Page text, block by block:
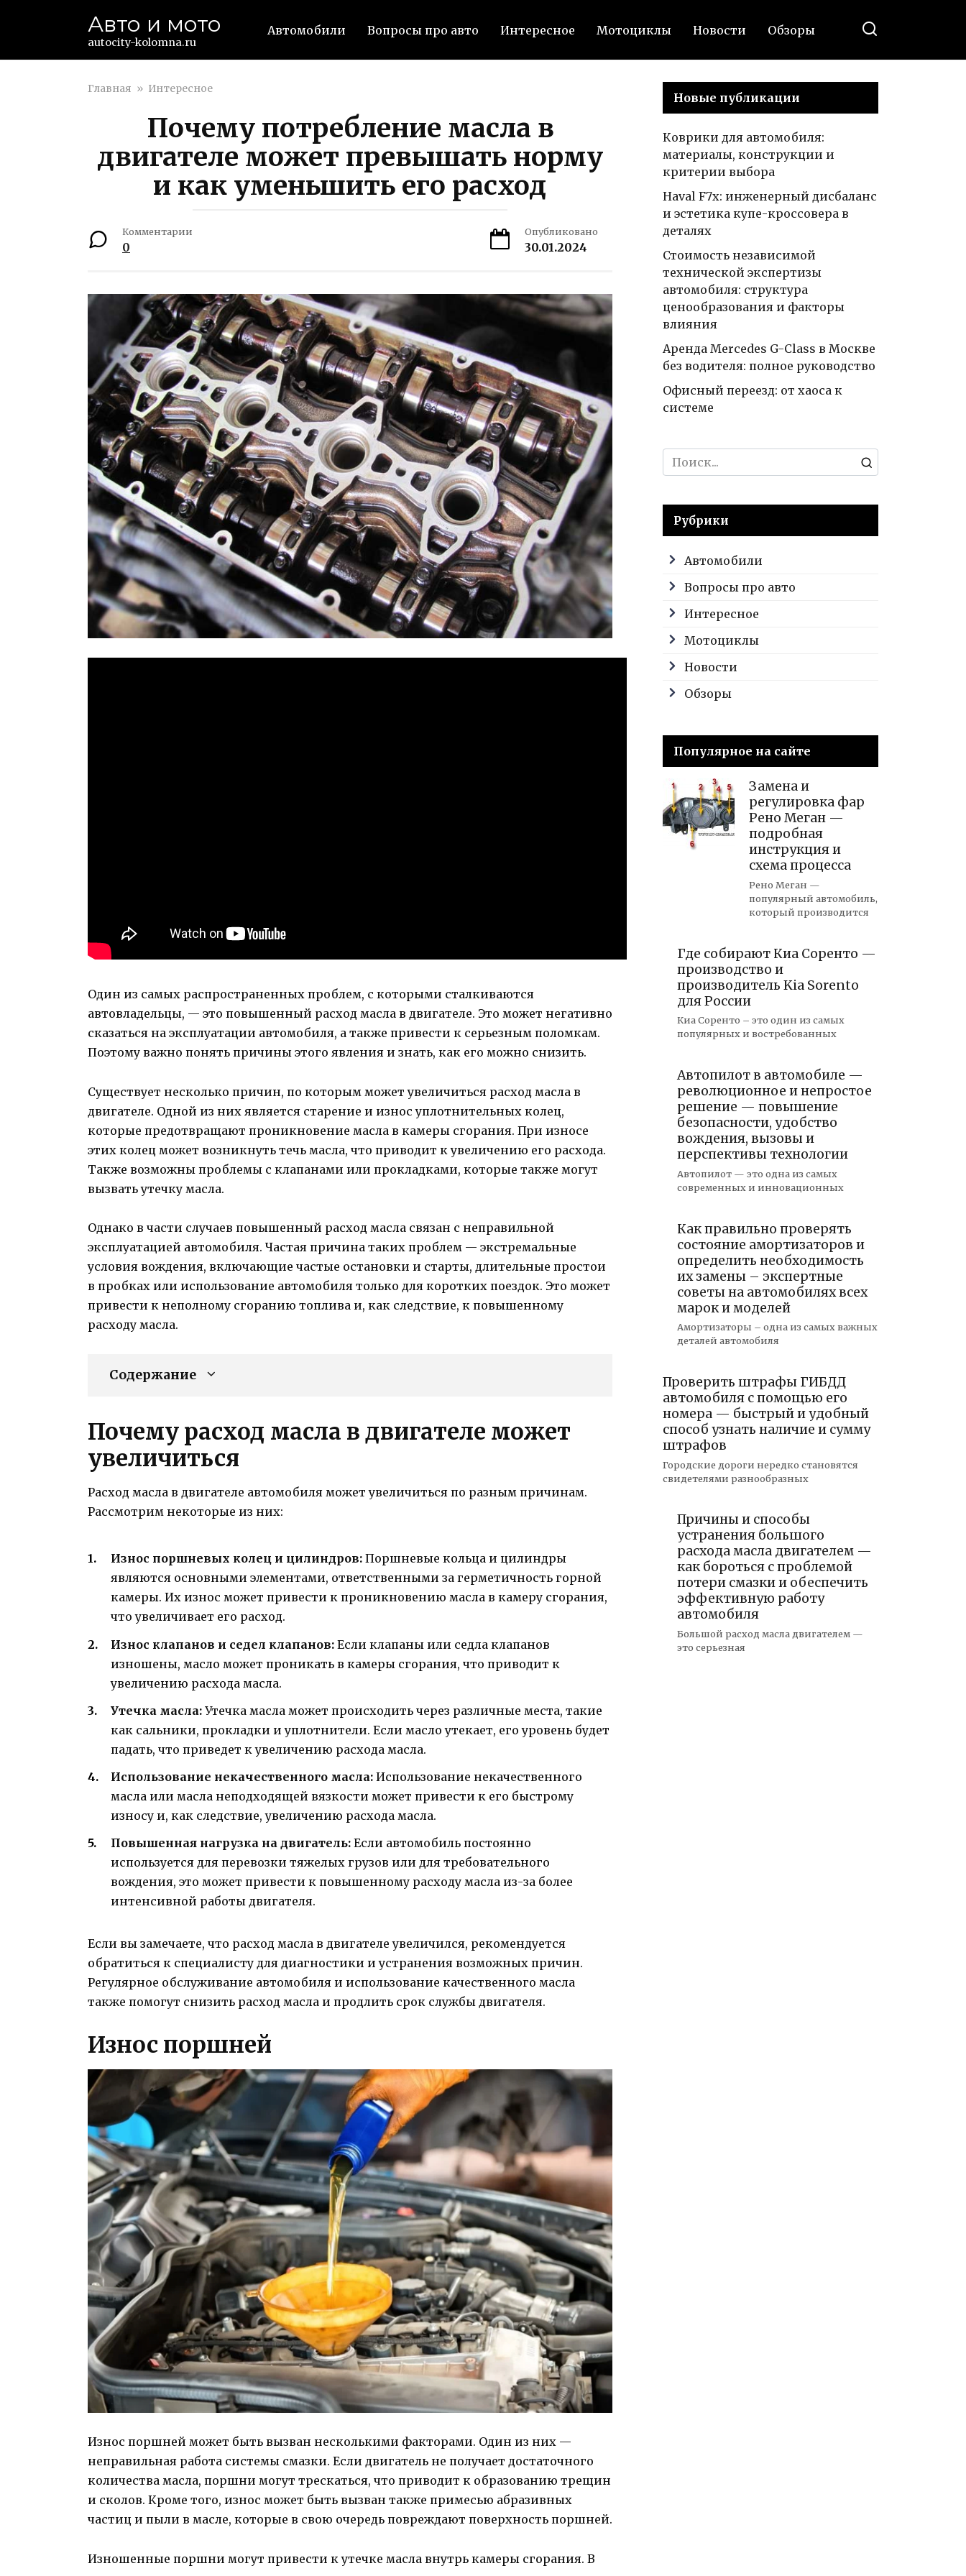
Авто и мото
autocity-kolomna.ru
Автомобили Вопросы про авто Интересное Мотоциклы Новости Обзоры
Главная » Интересное
Почему потребление масла в
двигателе может превышать норму
и как уменьшить его расход
Комментарии
0
Опубликовано
30.01.2024
Один из самых распространенных проблем, с которыми сталкиваются
автовладельцы, — это повышенный расход масла в двигателе. Это может негативно
сказаться на эксплуатации автомобиля, а также привести к серьезным поломкам.
Поэтому важно понять причины этого явления и знать, как его можно снизить.
Существует несколько причин, по которым может увеличиться расход масла в
двигателе. Одной из них является старение и износ уплотнительных колец,
которые предотвращают проникновение масла в камеры сгорания. При износе
этих колец может возникнуть течь масла, что приводит к увеличению его расхода.
Также возможны проблемы с клапанами или прокладками, которые также могут
вызвать утечку масла.
Однако в части случаев повышенный расход масла связан с неправильной
эксплуатацией автомобиля. Частая причина таких проблем — экстремальные
условия вождения, включающие частые остановки и старты, длительные простои
в пробках или использование автомобиля только для коротких поездок. Это может
привести к неполному сгоранию топлива и, как следствие, к повышенному
расходу масла.
Содержание
Почему расход масла в двигателе может
увеличиться
Расход масла в двигателе автомобиля может увеличиться по разным причинам.
Рассмотрим некоторые из них:
Износ поршневых колец и цилиндров: Поршневые кольца и цилиндры
являются основными элементами, ответственными за герметичность горной
камеры. Их износ может привести к проникновению масла в камеру сгорания,
что увеличивает его расход.
Износ клапанов и седел клапанов: Если клапаны или седла клапанов
изношены, масло может проникать в камеры сгорания, что приводит к
увеличению расхода масла.
Утечка масла: Утечка масла может происходить через различные места, такие
как сальники, прокладки и уплотнители. Если масло утекает, его уровень будет
падать, что приведет к увеличению расхода масла.
Использование некачественного масла: Использование некачественного
масла или масла неподходящей вязкости может привести к его быстрому
износу и, как следствие, увеличению расхода масла.
Повышенная нагрузка на двигатель: Если автомобиль постоянно
используется для перевозки тяжелых грузов или для требовательного
вождения, это может привести к повышенному расходу масла из-за более
интенсивной работы двигателя.
Если вы замечаете, что расход масла в двигателе увеличился, рекомендуется
обратиться к специалисту для диагностики и устранения возможных причин.
Регулярное обслуживание автомобиля и использование качественного масла
также помогут снизить расход масла и продлить срок службы двигателя.
Износ поршней
Износ поршней может быть вызван несколькими факторами. Один из них —
неправильная работа системы смазки. Если двигатель не получает достаточного
количества масла, поршни могут трескаться, что приводит к образованию трещин
и сколов. Кроме того, износ может быть вызван также примесью абразивных
частиц и пыли в масле, которые в свою очередь повреждают поверхность поршней.
Изношенные поршни могут привести к утечке масла внутрь камеры сгорания. В
Новые публикации
Коврики для автомобиля:
материалы, конструкции и
критерии выбора
Haval F7x: инженерный дисбаланс
и эстетика купе-кроссовера в
деталях
Стоимость независимой
технической экспертизы
автомобиля: структура
ценообразования и факторы
влияния
Аренда Mercedes G-Class в Москве
без водителя: полное руководство
Офисный переезд: от хаоса к
системе
Search
for:
Рубрики
Автомобили
Вопросы про авто
Интересное
Мотоциклы
Новости
Обзоры
Популярное на сайте
Замена и
регулировка фар
Рено Меган —
подробная
инструкция и
схема процесса
Рено Меган —
популярный автомобиль,
который производится
Где собирают Киа Соренто —
производство и
производитель Kia Sorento
для России
Киа Соренто – это один из самых
популярных и востребованных
Автопилот в автомобиле —
революционное и непростое
решение — повышение
безопасности, удобство
вождения, вызовы и
перспективы технологии
Автопилот — это одна из самых
современных и инновационных
Как правильно проверять
состояние амортизаторов и
определить необходимость
их замены – экспертные
советы на автомобилях всех
марок и моделей
Амортизаторы – одна из самых важных
деталей автомобиля
Проверить штрафы ГИБДД
автомобиля с помощью его
номера — быстрый и удобный
способ узнать наличие и сумму
штрафов
Городские дороги нередко становятся
свидетелями разнообразных
Причины и способы
устранения большого
расхода масла двигателем —
как бороться с проблемой
потери смазки и обеспечить
эффективную работу
автомобиля
Большой расход масла двигателем —
это серьезная